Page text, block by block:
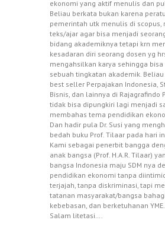
ekonomi yang aktif menulis dan
Beliau berkata bukan karena
pemerintah utk menulis di scopus,
teks/ajar agar bisa menjadi
bidang akademiknya tetapi krn
kesadaran diri seorang dosen yg
mengahsilkan karya sehingga
sebuah tingkatan akademik.
best seller Perpajakan Indonesia,
Bisnis, dan lainnya di Rajagrafindo
tidak bisa dipungkiri lagi menjadi
membahas tema pendidikan
Dan hadir pula Dr. Susi yang
bedah buku Prof. Tilaar pada hari
Kami sebagai penerbit bangga
anak bangsa (Prof. H.A.R. Tilaar)
bangsa Indonesia maju SDM nya
pendidikan ekonomi tanpa
terjajah, tanpa diskriminasi, tapi
tatanan masyarakat/bangsa
kebebasan, dan berketuhanan YME.
Salam litetasi….